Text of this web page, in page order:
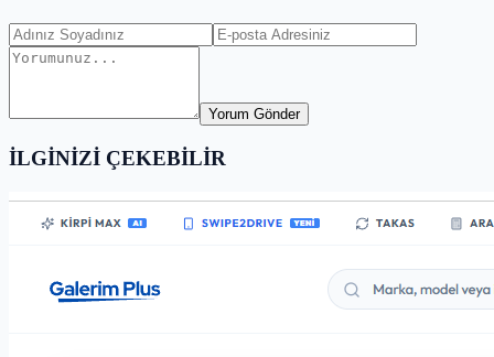
Yorum Gönder
İLGİNİZİ ÇEKEBİLİR